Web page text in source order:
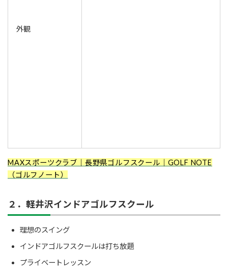
外観
MAXスポーツクラブ｜長野県ゴルフスクール｜GOLF NOTE
（ゴルフノート）
２．軽井沢インドアゴルフスクール
理想のスイング
インドアゴルフスクールは打ち放題
プライベートレッスン